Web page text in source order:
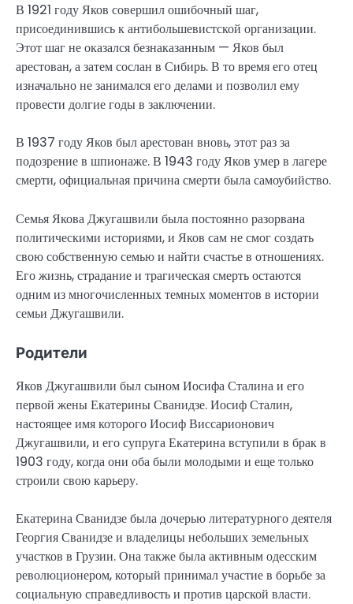
В 1921 году Яков совершил ошибочный шаг,
присоединившись к антибольшевистской организации.
Этот шаг не оказался безнаказанным — Яков был
арестован, а затем сослан в Сибирь. В то время его отец
изначально не занимался его делами и позволил ему
провести долгие годы в заключении.
В 1937 году Яков был арестован вновь, этот раз за
подозрение в шпионаже. В 1943 году Яков умер в лагере
смерти, официальная причина смерти была самоубийство.
Семья Якова Джугашвили была постоянно разорвана
политическими историями, и Яков сам не смог создать
свою собственную семью и найти счастье в отношениях.
Его жизнь, страдание и трагическая смерть остаются
одним из многочисленных темных моментов в истории
семьи Джугашвили.
Родители
Яков Джугашвили был сыном Иосифа Сталина и его
первой жены Екатерины Сванидзе. Иосиф Сталин,
настоящее имя которого Иосиф Виссарионович
Джугашвили, и его супруга Екатерина вступили в брак в
1903 году, когда они оба были молодыми и еще только
строили свою карьеру.
Екатерина Сванидзе была дочерью литературного деятеля
Георгия Сванидзе и владелицы небольших земельных
участков в Грузии. Она также была активным одесским
революционером, который принимал участие в борьбе за
социальную справедливость и против царской власти.